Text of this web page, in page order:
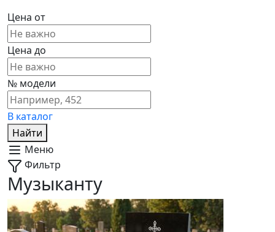
Цена от
Цена до
№ модели
В каталог
Найти
Меню
Фильтр
Музыканту